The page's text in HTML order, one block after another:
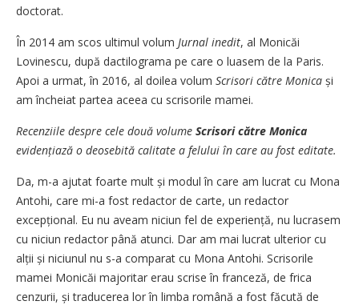
doctorat.
În 2014 am scos ultimul volum Jurnal inedit, al Monicăi
Lovinescu, după dactilograma pe care o luasem de la Paris.
Apoi a urmat, în 2016, al doilea volum Scrisori către Monica și
am încheiat partea aceea cu scrisorile mamei.
Recenziile despre cele două volume Scrisori către Monica
evidențiază o deosebită calitate a felului în care au fost editate.
Da, m-a ajutat foarte mult și modul în care am lucrat cu Mona
Antohi, care mi-a fost redactor de carte, un redactor
excepțional. Eu nu aveam niciun fel de experiență, nu lucrasem
cu niciun redactor până atunci. Dar am mai lucrat ulterior cu
alții și niciunul nu s-a comparat cu Mona Antohi. Scrisorile
mamei Monicăi majoritar erau scrise în franceză, de frica
cenzurii, și traducerea lor în limba română a fost făcută de